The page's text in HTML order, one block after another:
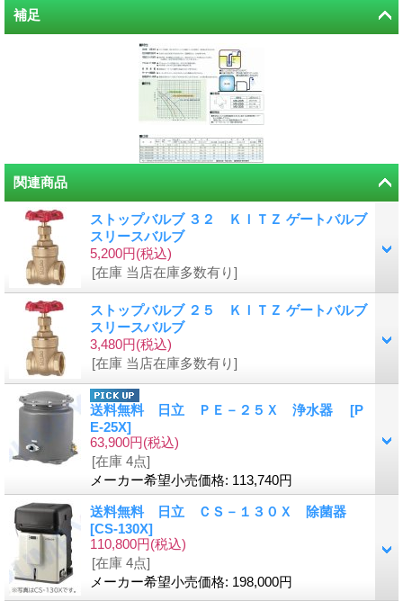
補足
関連商品
ストップバルブ ３２ ＫＩＴＺ ゲートバルブ
スリースバルブ
5,200円(税込)
[在庫 当店在庫多数有り]
ストップバルブ ２５ ＫＩＴＺ ゲートバルブ
スリースバルブ
3,480円(税込)
[在庫 当店在庫多数有り]
送料無料 日立 ＰＥ－２５Ｘ 浄水器 [P
E-25X]
63,900円(税込)
[在庫 4点]
メーカー希望小売価格: 113,740円
送料無料 日立 ＣＳ－１３０Ｘ 除菌器
[CS-130X]
110,800円(税込)
[在庫 4点]
メーカー希望小売価格: 198,000円